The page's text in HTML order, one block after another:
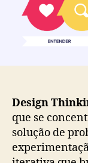
Design
que se
solução de